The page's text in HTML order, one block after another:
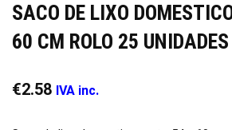
SACO DE LIXO
60 CM ROLO 25 UNIDADES
€2.58 IVA inc.